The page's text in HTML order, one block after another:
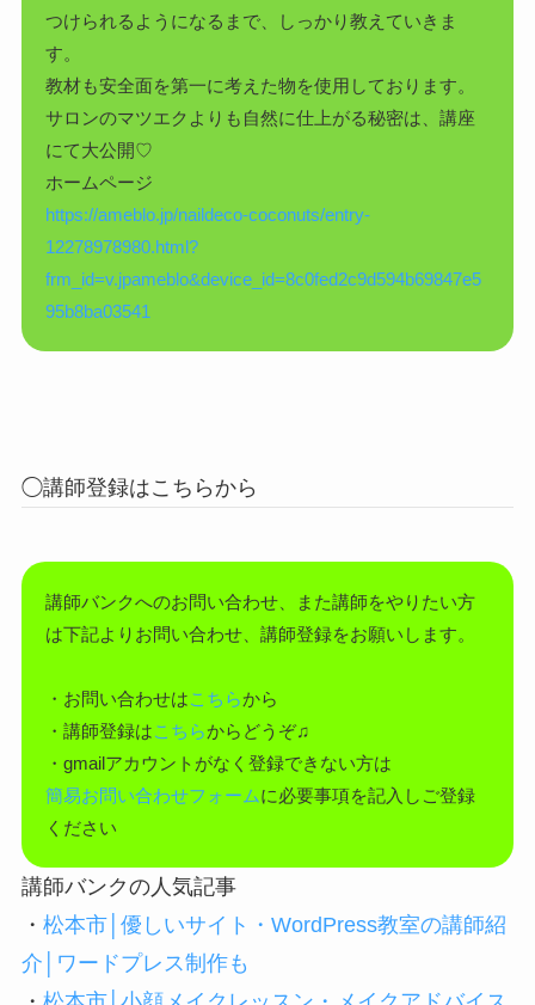
つけられるようになるまで、しっかり教えていきま
す。
教材も安全面を第一に考えた物を使用しております。
サロンのマツエクよりも自然に仕上がる秘密は、講座
にて大公開♡
ホームページ
https://ameblo.jp/naildeco-coconuts/entry-
12278978980.html?
frm_id=v.jpameblo&device_id=8c0fed2c9d594b69847e5
95b8ba03541
◯講師登録はこちらから
講師バンクへのお問い合わせ、また講師をやりたい方
は下記よりお問い合わせ、講師登録をお願いします。
・お問い合わせはこちらから
・講師登録はこちらからどうぞ♫
・gmailアカウントがなく登録できない方は
簡易お問い合わせフォームに必要事項を記入しご登録
ください
講師バンクの人気記事
・ 松本市│優しいサイト・WordPress教室の講師紹
介│ワードプレス制作も